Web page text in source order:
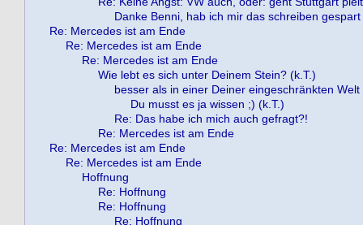
Danke Benni, hab ich mir das schreiben gespart
Re: Mercedes ist am Ende
Re: Mercedes ist am Ende
Re: Mercedes ist am Ende
Wie lebt es sich unter Deinem Stein? (k.T.)
besser als in einer Deiner eingeschränkten Welt
Du musst es ja wissen ;) (k.T.)
Re: Das habe ich mich auch gefragt?!
Re: Mercedes ist am Ende
Re: Mercedes ist am Ende
Re: Mercedes ist am Ende
Hoffnung
Re: Hoffnung
Re: Hoffnung
Re: Hoffnung